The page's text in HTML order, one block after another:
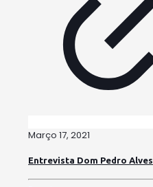
Março 17, 2021
Entrevista Dom Pedro Alves